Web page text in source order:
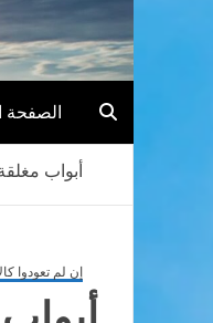
الصفحة
أبواب
إن لم تعودوا